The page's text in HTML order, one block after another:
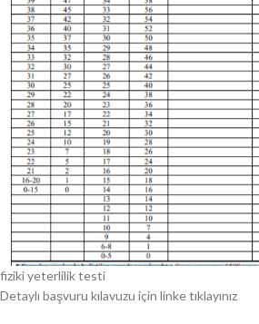
fiziki yeterlilik testi
Detaylı başvuru kılavuzu için linke tıklayınız